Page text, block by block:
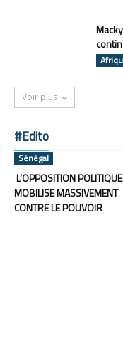
Voir plus
#Edito
Sénégal
L’OPPOSITION POLITIQUE
MOBILISE MASSIVEMENT
CONTRE LE POUVOIR